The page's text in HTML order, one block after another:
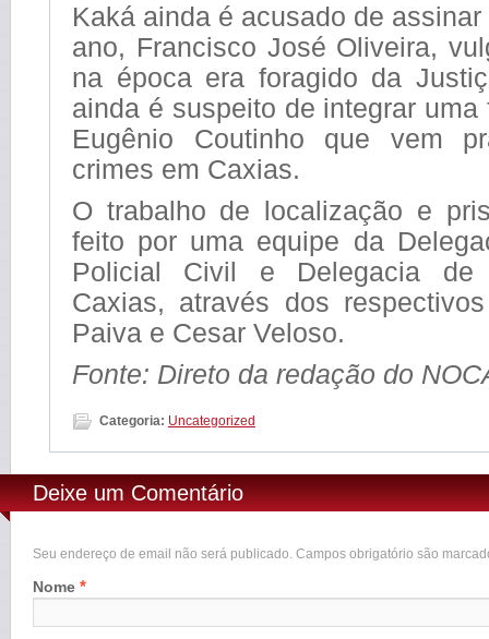
Kaká ainda é acusado de
ano, Francisco José Oliveira,
na época era foragido da
ainda é suspeito de integrar
Eugênio Coutinho que vem
crimes em Caxias.
O trabalho de localização e
feito por uma equipe da
Policial Civil e Delegacia de
Caxias, através dos
Paiva e Cesar Veloso.
Fonte: Direto da redação do
Categoria: Uncategorized
Deixe um Comentário
Seu endereço de email não será publicado. Campos obrigatório são
Nome *